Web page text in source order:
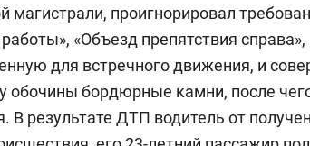
магистрали, проигнорировал
«Объезд препятствия справа»,
для встречного движения, и
обочины бордюрные камни, после
В результате ДТП водитель от